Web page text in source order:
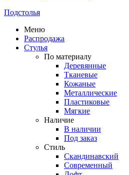
Подстолья
Меню
Распродажа
Стулья
По материалу
Деревянные
Тканевые
Кожаные
Металлические
Пластиковые
Мягкие
Наличие
В наличии
Под заказ
Стиль
Скандинавский
Современный